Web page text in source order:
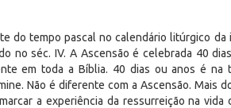
do tempo pascal no calendário litúrgico da
no séc. IV. A Ascensão é celebrada 40
em toda a Bíblia. 40 dias ou anos é
Não é diferente com a Ascensão. Mais
a experiência da ressurreição na